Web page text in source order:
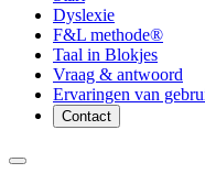
Dyslexie
F&L methode®
Taal in Blokjes
Vraag & antwoord
Ervaringen van
Contact